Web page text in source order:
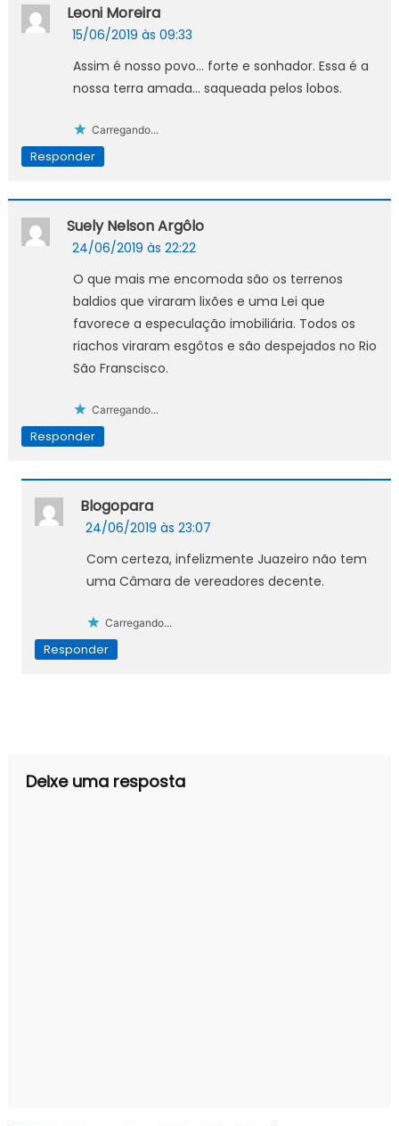
Leoni Moreira
15/06/2019 às 09:33
Assim é nosso povo… forte e sonhador. Essa é a
nossa terra amada… saqueada pelos lobos.
Carregando...
Responder
Suely Nelson Argôlo
24/06/2019 às 22:22
O que mais me encomoda são os terrenos
baldios que viraram lixões e uma Lei que
favorece a especulação imobiliária. Todos os
riachos viraram esgôtos e são despejados no Rio
São Franscisco.
Carregando...
Responder
Blogopara
24/06/2019 às 23:07
Com certeza, infelizmente Juazeiro não tem
uma Câmara de vereadores decente.
Carregando...
Responder
Deixe uma resposta